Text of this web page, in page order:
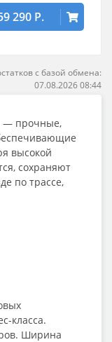
290 Р.
с базой обмена:
07.08.2026 08:44
— прочные,
высокой
сохраняют
по трассе,
класса.
Ширина